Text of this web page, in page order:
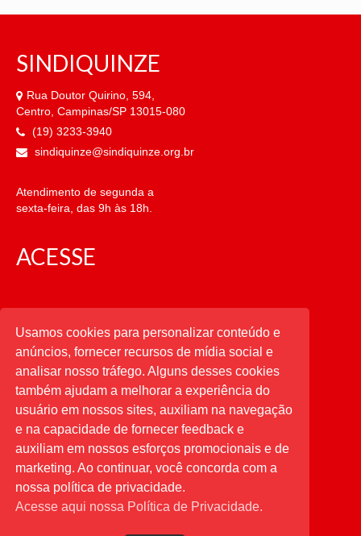
SINDIQUINZE
Rua Doutor Quirino, 594,
Centro, Campinas/SP 13015-080
(19) 3233-3940
sindiquinze@sindiquinze.org.br
Atendimento de segunda a
sexta-feira, das 9h às 18h.
ACESSE
CATEGORIAS
CATEGORIAS
PESQUISAR
Buscar
por:
Usamos cookies para personalizar conteúdo e
anúncios, fornecer recursos de mídia social e
analisar nosso tráfego. Alguns desses cookies
também ajudam a melhorar a experiência do
usuário em nossos sites, auxiliam na navegação
e na capacidade de fornecer feedback e
auxiliam em nossos esforços promocionais e de
marketing. Ao continuar, você concorda com a
nossa política de privacidade.
Acesse aqui nossa Política de Privacidade.